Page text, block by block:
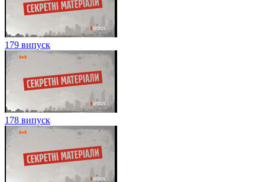
179 випуск
178 випуск